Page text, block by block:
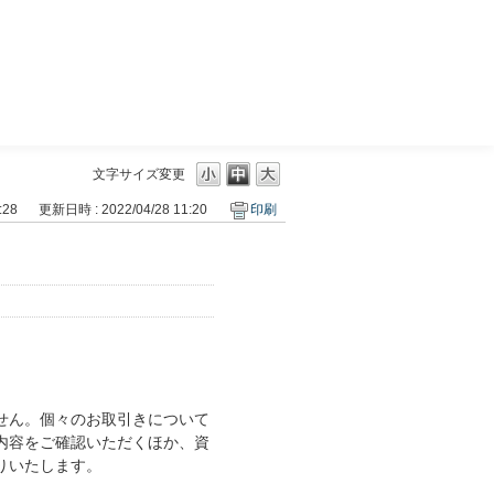
文字サイズ変更
更新日時 : 2022/04/28 11:20 印刷
ん。個々のお取引きについて
容をご確認いただくほか、資
たします。